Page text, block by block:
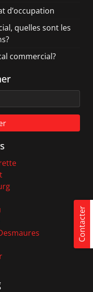
Contacter
d’occupation
quelles sont les
commercial?